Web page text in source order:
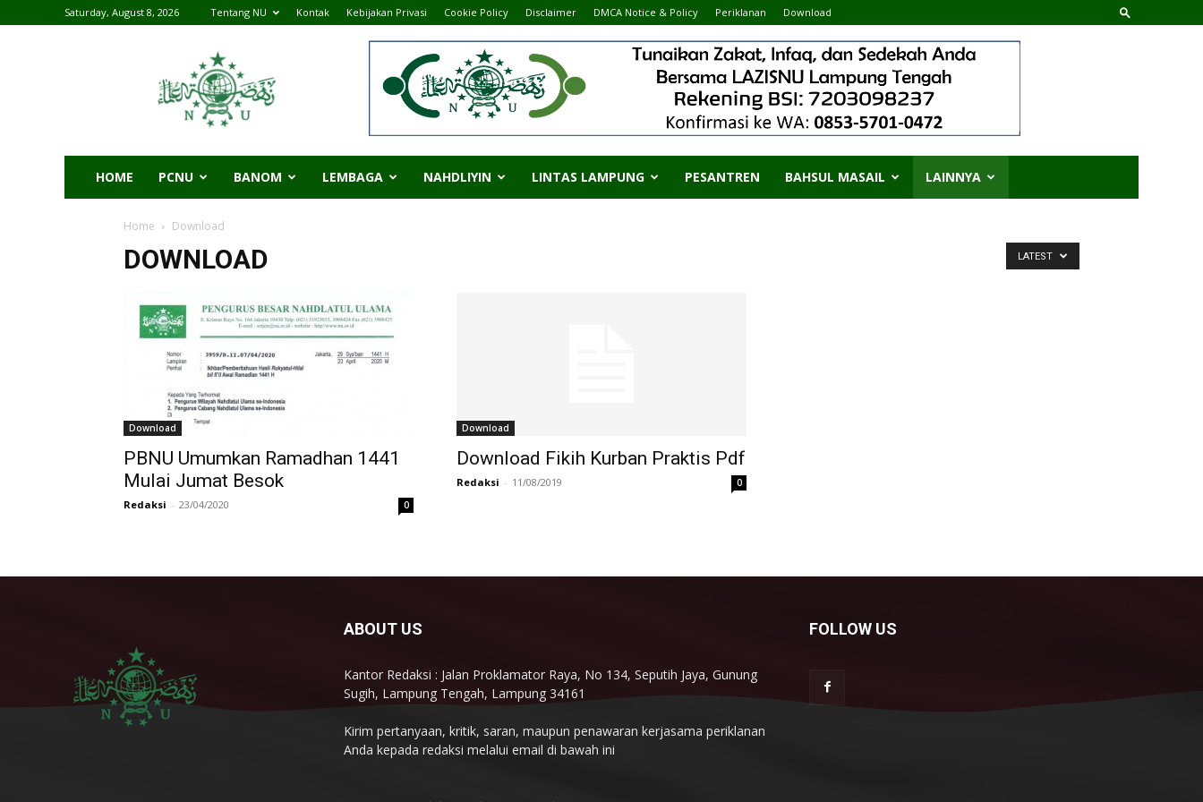
Saturday, August 8, 2026 Tentang NU Kontak Kebijakan Privasi Cookie Policy Disclaimer DMCA Notice & Policy Periklanan Download
HOME PCNU BANOM LEMBAGA NAHDLIYIN LINTAS LAMPUNG PESANTREN BAHSUL MASAIL LAINNYA
Home Download
DOWNLOAD LATEST
Download
PBNU Umumkan Ramadhan 1441
Mulai Jumat Besok
Redaksi - 23/04/2020 0
Download
Download Fikih Kurban Praktis Pdf
Redaksi - 11/08/2019 0
ABOUT US
Kantor Redaksi : Jalan Proklamator Raya, No 134, Seputih Jaya, Gunung
Sugih, Lampung Tengah, Lampung 34161
Kirim pertanyaan, kritik, saran, maupun penawaran kerjasama periklanan
Anda kepada redaksi melalui email di bawah ini
FOLLOW US